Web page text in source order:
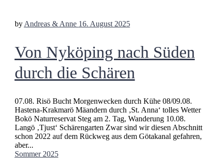
by Andreas & Anne 16. August 2025
Von Nyköping nach Süden
durch die Schären
07.08. Risö Bucht Morgenwecken durch Kühe 08/09.08.
Hastena-Krakmarö Mäandern durch ‚St. Anna‘ tolles Wetter
Bokö Naturreservat Steg am 2. Tag, Wanderung 10.08.
Langö ‚Tjust‘ Schärengarten Zwar sind wir diesen Abschnitt
schon 2022 auf dem Rückweg aus dem Götakanal gefahren,
aber...
Sommer 2025